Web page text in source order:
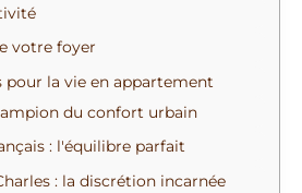
votre foyer
pour la vie en appartement
du confort urbain
: l'équilibre parfait
: la discrétion incarnée